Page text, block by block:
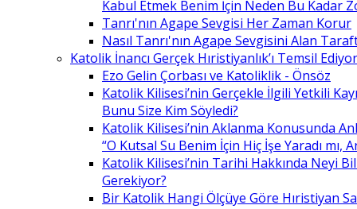
Kabul Etmek Benim İçin Neden Bu Kadar
Tanrı'nın Agape Sevgisi Her Zaman Korur
Nasıl Tanrı'nın Agape Sevgisini Alan
Katolik İnancı Gerçek Hıristiyanlık’ı Temsil
Ezo Gelin Çorbası ve Katoliklik - Önsöz
Katolik Kilisesi’nin Gerçekle İlgili Yetkili
Bunu Size Kim Söyledi?
Katolik Kilisesi’nin Aklanma Konusunda
“O Kutsal Su Benim İçin Hiç İşe Yaradı mı,
Katolik Kilisesi’nin Tarihi Hakkında Neyi
Gerekiyor?
Bir Katolik Hangi Ölçüye Göre Hıristiyan